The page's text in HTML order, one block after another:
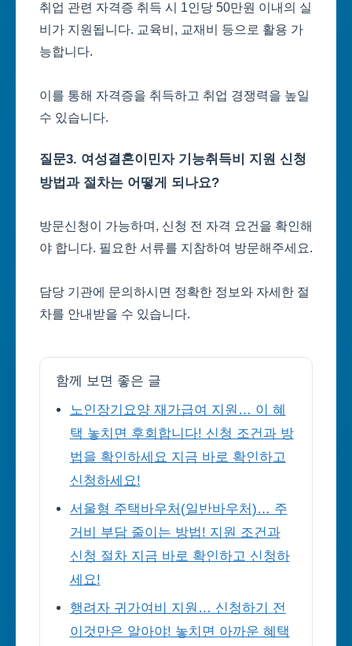
취업 관련 자격증 취득 시 1인당 50만원 이내의 실
비가 지원됩니다. 교육비, 교재비 등으로 활용 가
능합니다.
이를 통해 자격증을 취득하고 취업 경쟁력을 높일
수 있습니다.
질문3. 여성결혼이민자 기능취득비 지원 신청
방법과 절차는 어떻게 되나요?
방문신청이 가능하며, 신청 전 자격 요건을 확인해
야 합니다. 필요한 서류를 지참하여 방문해주세요.
담당 기관에 문의하시면 정확한 정보와 자세한 절
차를 안내받을 수 있습니다.
함께 보면 좋은 글
노인장기요양 재가급여 지원… 이 혜
택 놓치면 후회합니다! 신청 조건과 방
법을 확인하세요 지금 바로 확인하고
신청하세요!
서울형 주택바우처(일반바우처)… 주
거비 부담 줄이는 방법! 지원 조건과
신청 절차 지금 바로 확인하고 신청하
세요!
행려자 귀가여비 지원… 신청하기 전
이것만은 알아야! 놓치면 아까운 혜택